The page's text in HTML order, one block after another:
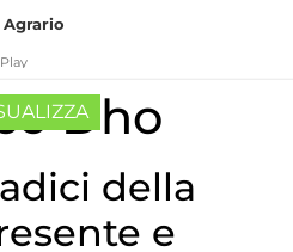
Dho
della
e